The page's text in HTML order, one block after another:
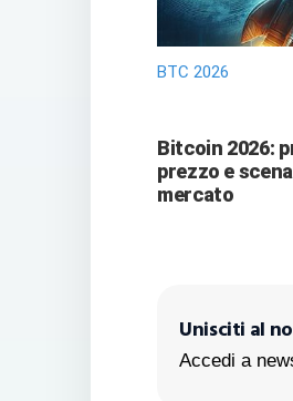
BTC 2026
Bitcoin 2026:
prezzo e
mercato
Unisciti al
Accedi a